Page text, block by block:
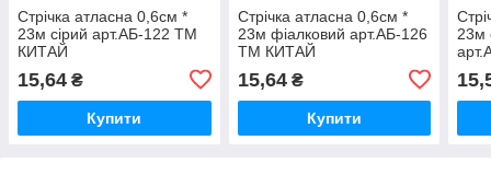
Стрічка атласна 0,6см *
23м сірий арт.АБ-122 ТМ
КИТАЙ
15,64 ₴
Купити
Стрічка атласна 0,6см *
23м фіалковий арт.АБ-126
ТМ КИТАЙ
15,64₴
Купити
23м